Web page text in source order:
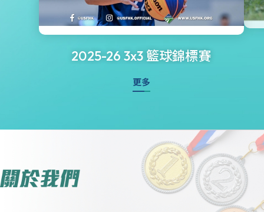
2025-26 3x3 籃球錦標賽
更多